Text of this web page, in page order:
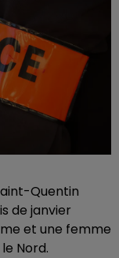
Quentin
de janvier
et une femme
Nord.